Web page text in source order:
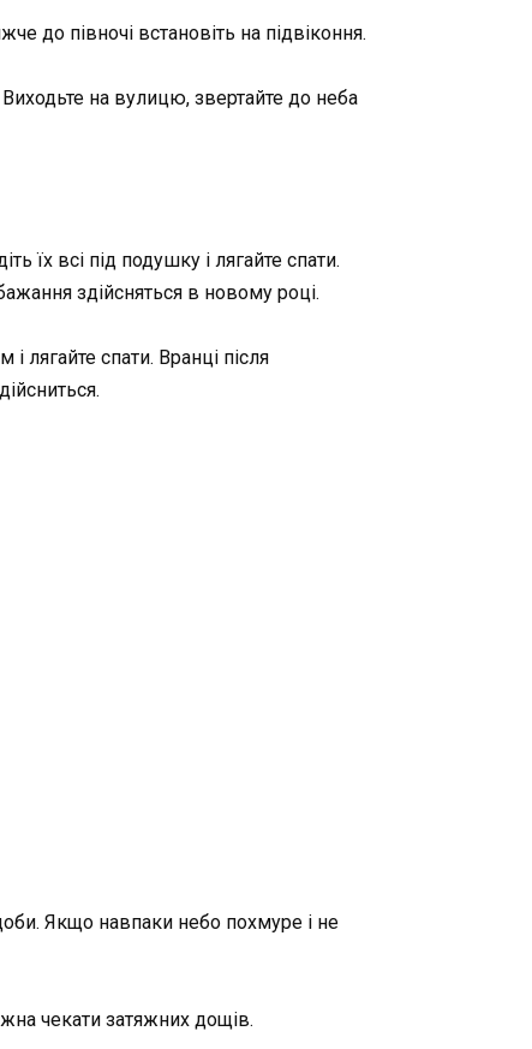
до півночі встановіть на підвіконня.
на вулицю, звертайте до неба
їх всі під подушку і лягайте спати.
здійсняться в новому році.
лягайте спати. Вранці після
Якщо навпаки небо похмуре і не
чекати затяжних дощів.